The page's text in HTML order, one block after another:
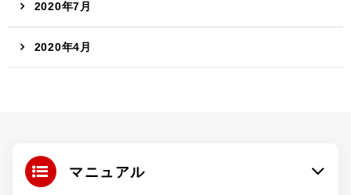
2020年7月
2020年4月
マニュアル